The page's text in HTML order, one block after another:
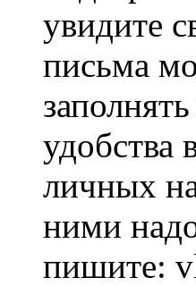
увидите
письма
удобства
личных
ними
пишите: